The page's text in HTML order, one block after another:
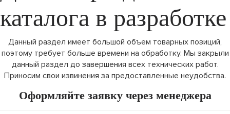
каталога в разработке
Данный раздел имеет большой объем товарных позиций,
поэтому требует больше времени на обработку. Мы закрыли
данный раздел до завершения всех технических работ.
Приносим свои извинения за предоставленные неудобства.
Оформляйте заявку через менеджера